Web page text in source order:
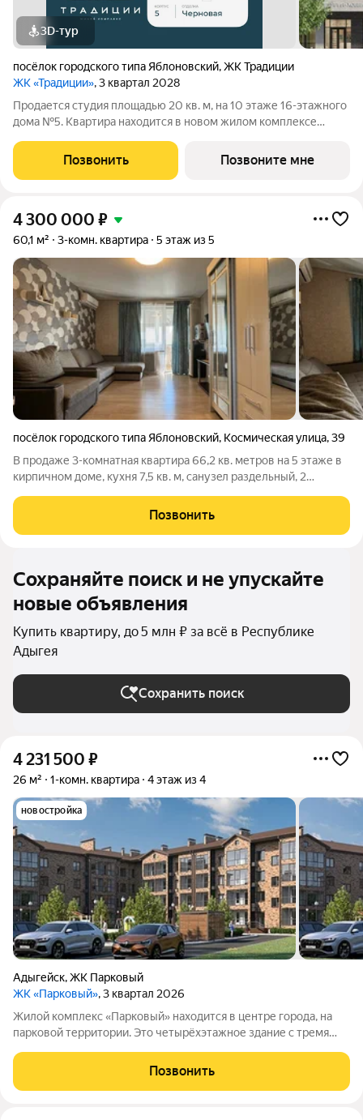
3D-тур
посёлок городского типа Яблоновский,ЖК Традиции
ЖК «Традиции», 3 квартал 2028
Продается студия площадью 20 кв. м, на 10 этаже 16-этажного
дома №5. Квартира находится в новом жилом комплексе
состоит из традиций от больших, передающихся из поколения
в поколение, до
Позвонить Позвоните мне
4 300 000 ₽
60,1 м² 3-комн. квартира 5 этаж из 5
посёлок городского типа Яблоновский, Космическая улица,39
В продаже 3-комнатная квартира 66,2 кв. метров на 5 этaже в
кирпичном дoме, кухня 7,5 кв. м, санузeл раздельный, 2
кoридор, бaлкoн зaстeклeн, квартира очень уютная. А самое
важное, что в
Позвонить
Сохраняйте поиск и не упускайте
новые объявления
Купить квартиру, до 5 млн ₽ за всё в Республике
Адыгея
Сохранить поиск
4 231 500 ₽
26 м² 1-комн. квартира 4 этаж из 4
новостройка
Адыгейск,ЖК Парковый
ЖК «Парковый», 3 квартал 2026
Жилой комплекс «Парковый» находится в центре города, на
парковой территории. Это четырёхэтажное здание с тремя
площадки. В доме есть квартиры разной планировки от студий
до трёхкомнатных. Все
Позвонить